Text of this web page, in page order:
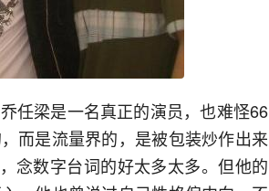
任梁是一名真正的演员，也难怪66
而是流量界的，是被包装炒作出来
念数字台词的好太多太多。但他的